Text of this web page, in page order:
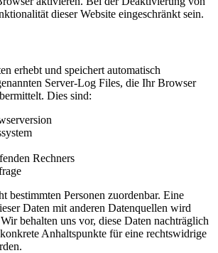
dieser Website eingeschränkt sein.
erhebt und speichert automatisch
Server-Log Files, die Ihr Browser
Dies sind:
Rechners
bestimmten Personen zuordenbar. Eine
Daten mit anderen Datenquellen wird
behalten uns vor, diese Daten nachträglich
Anhaltspunkte für eine rechtswidrige